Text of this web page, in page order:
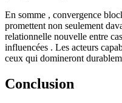
En somme , convergence
promettent non seulement
relationnelle nouvelle entre
influencées . Les acteurs
ceux qui domineront
Conclusion